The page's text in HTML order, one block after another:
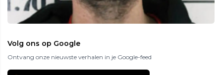
Volg ons op Google
Ontvang onze nieuwste verhalen in je Google-feed